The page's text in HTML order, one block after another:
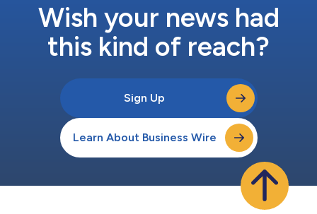
Wish your news had
this kind of reach?
Sign Up
Learn About Business Wire